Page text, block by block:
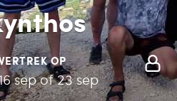
OP
sep of 23 sep